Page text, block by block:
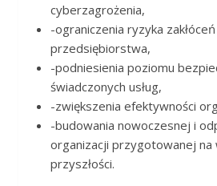
cyberzagrożenia,
-ograniczenia ryzyka
przedsiębiorstwa,
-podniesienia poziomu
świadczonych usług,
-zwiększenia efektywności
-budowania nowoczesnej i
organizacji przygotowanej na
przyszłości.